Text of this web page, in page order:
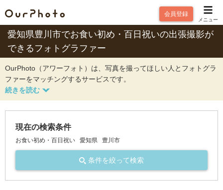
会員登録
メニュー
愛知県豊川市でお食い初め・百日祝いの出張撮影が
できるフォトグラファー
OurPhoto（アワーフォト）は、写真を撮ってほしい人とフォトグラ
ファーをマッチングするサービスです。
現在の検索条件
お食い初め・百日祝い 愛知県 豊川市
条件を絞って検索